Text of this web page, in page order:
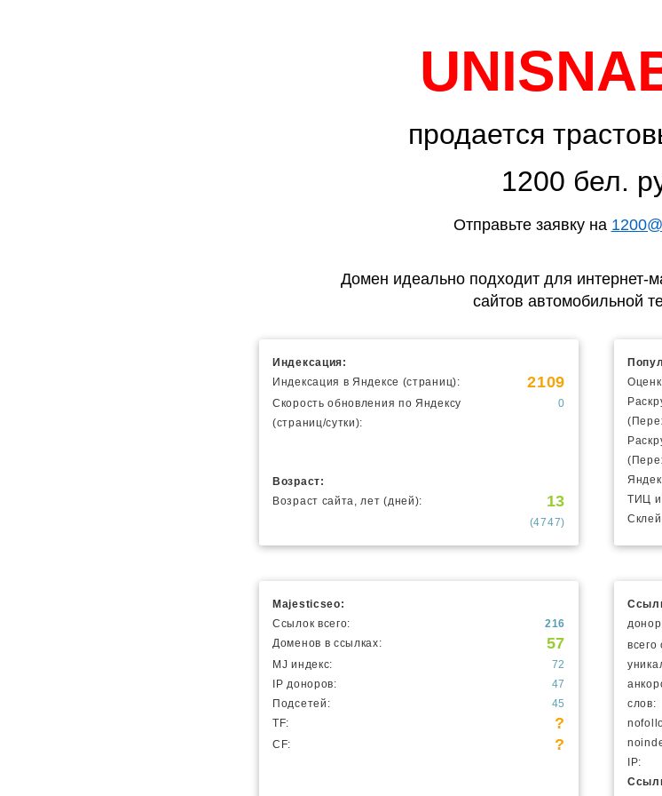
продается
1200 бел.
Отправьте заявку на
Домен идеально подходит для интернет-
сайтов автомобильной
Индексация:
Индексация в Яндексе (страниц):
2109
Скорость обновления по Яндексу
(страниц/сутки):
0
Возраст:
Возраст сайта, лет (дней):
13
(4747)
ТИЦ и
Majesticseo:
Ссылок всего:
216
Доменов в ссылках:
57
MJ индекс:
72
IP доноров:
47
Подсетей:
45
TF:
?
CF: ?
всего
слов:
IP: